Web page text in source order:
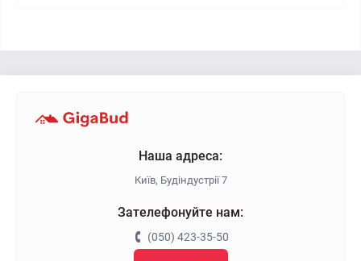
Наша адреса:
Київ, Будіндустрії 7
Зателефонуйте нам:
(050) 423-35-50